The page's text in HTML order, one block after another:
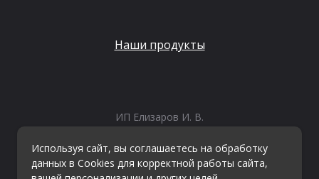
Наши продукты
ИП Елизаров И. В.
ОГРНИП: 315665800057162
Эл. почта:info@kvestiks.ru
Используя сайт, вы соглашаетесь на обработку
данных в Cookies для корректной работы сайта,